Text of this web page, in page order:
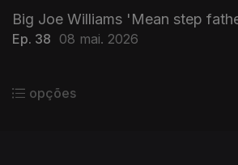
Big Joe Williams 'Mean step
Ep. 38 08 mai. 2026
opções